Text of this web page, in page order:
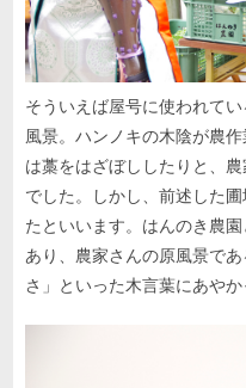
そういえば屋号に使われて
風景。ハンノキの木陰が農
は藁をはざぼししたりと、
でした。しかし、前述した
たといいます。はんのき農
あり、農家さんの原風景で
さ」といった木言葉にあやか